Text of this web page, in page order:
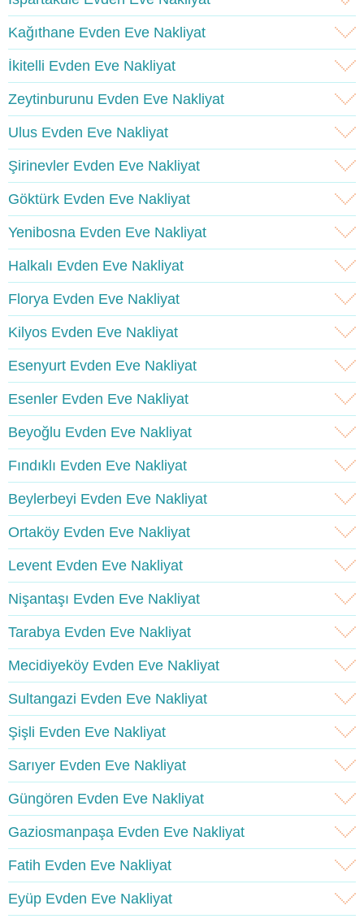
Kağıthane Evden Eve Nakliyat
İkitelli Evden Eve Nakliyat
Zeytinburunu Evden Eve Nakliyat
Ulus Evden Eve Nakliyat
Şirinevler Evden Eve Nakliyat
Göktürk Evden Eve Nakliyat
Yenibosna Evden Eve Nakliyat
Halkalı Evden Eve Nakliyat
Florya Evden Eve Nakliyat
Kilyos Evden Eve Nakliyat
Esenyurt Evden Eve Nakliyat
Esenler Evden Eve Nakliyat
Beyoğlu Evden Eve Nakliyat
Fındıklı Evden Eve Nakliyat
Beylerbeyi Evden Eve Nakliyat
Ortaköy Evden Eve Nakliyat
Levent Evden Eve Nakliyat
Nişantaşı Evden Eve Nakliyat
Tarabya Evden Eve Nakliyat
Mecidiyeköy Evden Eve Nakliyat
Sultangazi Evden Eve Nakliyat
Şişli Evden Eve Nakliyat
Sarıyer Evden Eve Nakliyat
Güngören Evden Eve Nakliyat
Gaziosmanpaşa Evden Eve Nakliyat
Fatih Evden Eve Nakliyat
Eyüp Evden Eve Nakliyat